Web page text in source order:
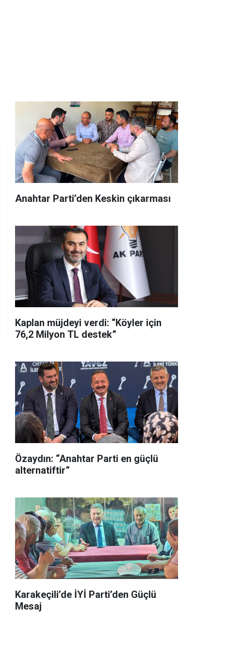
Anahtar Parti’den Keskin çıkarması
Kaplan müjdeyi verdi: “Köyler için
76,2 Milyon TL destek”
Özaydın: “Anahtar Parti en güçlü
alternatiftir”
Karakeçili’de İYİ Parti’den Güçlü
Mesaj